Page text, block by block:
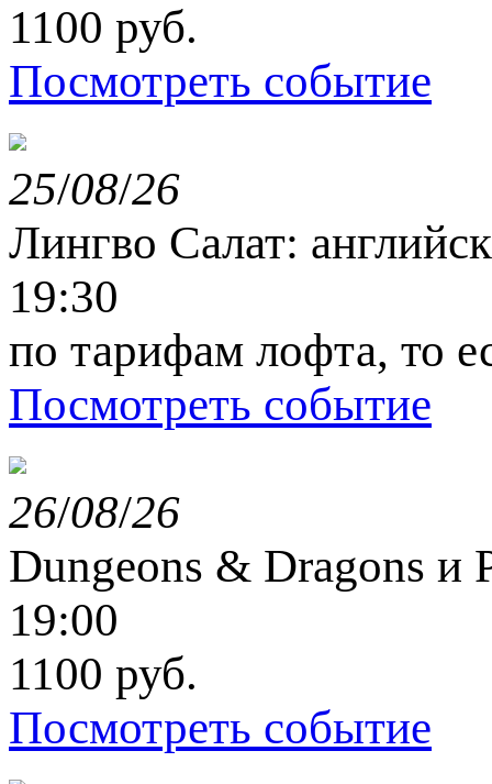
1100 руб.
Посмотреть событие
25/08/26
Лингво Салат:
19:30
по тарифам лофта, то
Посмотреть событие
26/08/26
Dungeons & Dragons и
19:00
1100 руб.
Посмотреть событие